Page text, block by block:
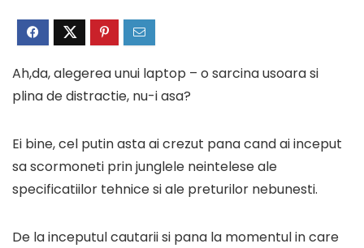
Ah,da, alegerea unui laptop – o sarcina usoara si
plina de distractie, nu-i asa?
Ei bine, cel putin asta ai crezut pana cand ai inceput
sa scormoneti prin junglele neintelese ale
specificatiilor tehnice si ale preturilor nebunesti.
De la inceputul cautarii si pana la momentul in care